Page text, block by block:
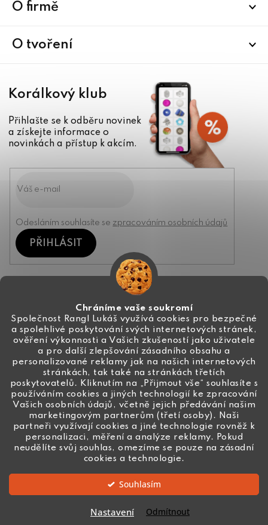
Chráníme vaše soukromí
Společnost Rangl Lukáš využívá cookies pro bezpečné
a spolehlivé poskytování svých internetových stránek,
ověření výkonnosti a Vašich zkušeností jako uživatele
a pro další zlepšování zásadního obsahu a
personalizované reklamy jak na našich internetových
stránkách, tak také na stránkách třetích
poskytovatelů. Kliknutím na „Přijmout vše“ souhlasíte s
používáním cookies a jiných technologií ke zpracování
Vašich osobních údajů, včetně jejich předávání našim
marketingovým partnerům (třetí osoby). Naši
partneři využívají cookies a jiné technologie rovněž k
personalizaci, měření a analýze reklamy. Pokud
neudělíte svůj souhlas, omezíme se pouze na zásadní
cookies a technologie.
Souhlasím
Nastavení Odmítnout
O firmě
O tvoření
Korálkový klub
Přihlašte se k odběru novinek
a získejte informace o
novinkách a přístup k akcím.
Odesláním souhlasíte se zpracováním osobních údajů
PŘIHLÁSIT
info@ceske-koralky.cz
+420 774 444 191